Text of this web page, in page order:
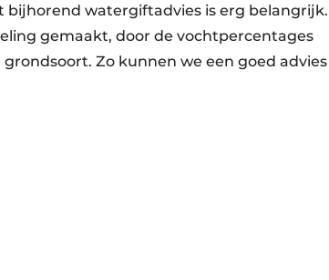
watergiftadvies is erg belangrijk.
gemaakt, door de vochtpercentages
Zo kunnen we een goed advies